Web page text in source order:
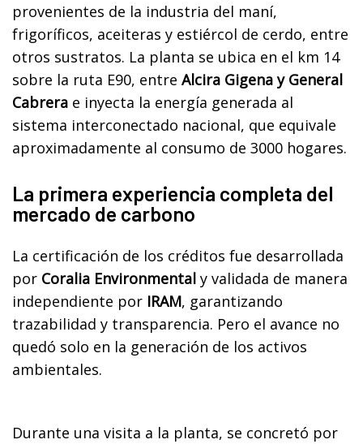
provenientes de la industria del maní,
frigoríficos, aceiteras y estiércol de cerdo, entre
otros sustratos. La planta se ubica en el km 14
sobre la ruta E90, entre Alcira Gigena y General
Cabrera e inyecta la energía generada al
sistema interconectado nacional, que equivale
aproximadamente al consumo de 3000 hogares.
La primera experiencia completa del
mercado de carbono
La certificación de los créditos fue desarrollada
por Coralia Environmental y validada de manera
independiente por IRAM, garantizando
trazabilidad y transparencia. Pero el avance no
quedó solo en la generación de los activos
ambientales.
Durante una visita a la planta, se concretó por